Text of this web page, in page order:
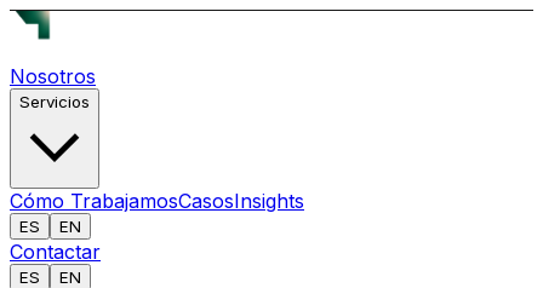
Nosotros
Servicios
Cómo TrabajamosCasosInsights
ES EN
Contactar
ES EN